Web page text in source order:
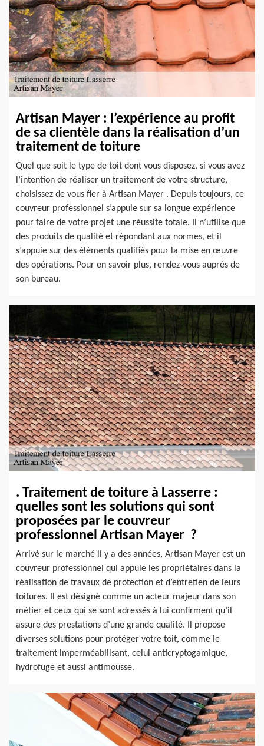
Artisan Mayer : l’expérience au profit
de sa clientèle dans la réalisation d’un
traitement de toiture
Quel que soit le type de toit dont vous disposez, si vous avez
l’intention de réaliser un traitement de votre structure,
choisissez de vous fier à Artisan Mayer . Depuis toujours, ce
couvreur professionnel s’appuie sur sa longue expérience
pour faire de votre projet une réussite totale. Il n’utilise que
des produits de qualité et répondant aux normes, et il
s’appuie sur des éléments qualifiés pour la mise en œuvre
des opérations. Pour en savoir plus, rendez-vous auprès de
son bureau.
. Traitement de toiture à Lasserre :
quelles sont les solutions qui sont
proposées par le couvreur
professionnel Artisan Mayer ?
Arrivé sur le marché il y a des années, Artisan Mayer est un
couvreur professionnel qui appuie les propriétaires dans la
réalisation de travaux de protection et d’entretien de leurs
toitures. Il est désigné comme un acteur majeur dans son
métier et ceux qui se sont adressés à lui confirment qu’il
assure des prestations d’une grande qualité. Il propose
diverses solutions pour protéger votre toit, comme le
traitement imperméabilisant, celui anticryptogamique,
hydrofuge et aussi antimousse.